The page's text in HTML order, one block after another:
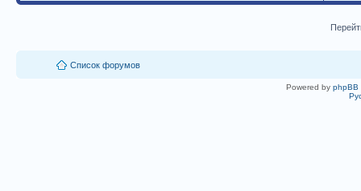
Список форумов
Powered by phpBB